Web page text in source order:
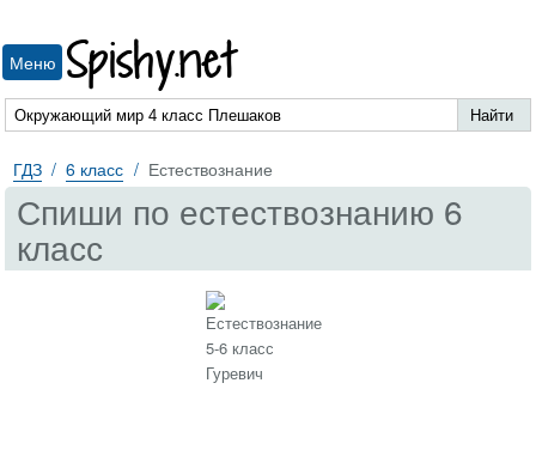
Меню Spishy.net
ГДЗ 6 класс Естествознание
Спиши по естествознанию 6
класс